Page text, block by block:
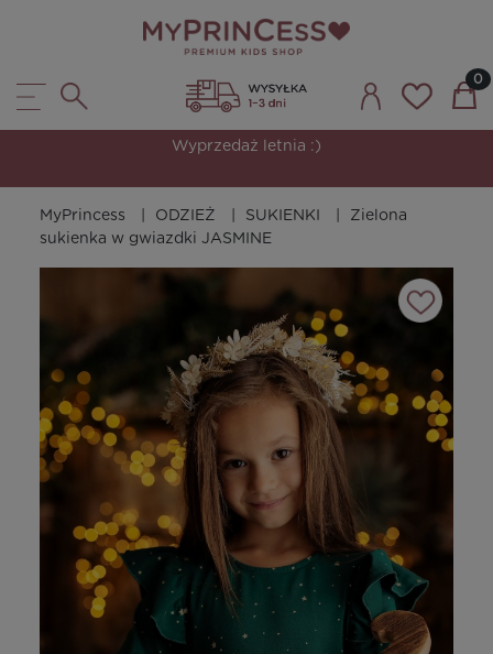
Wyprzedaż letnia :)
MyPrincess ODZIEŻ SUKIENKI
Zielona
sukienka w gwiazdki JASMINE